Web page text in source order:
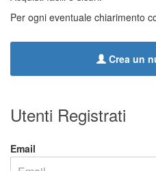
Per ogni eventuale chiarimento
Crea un
Utenti Registrati
Email